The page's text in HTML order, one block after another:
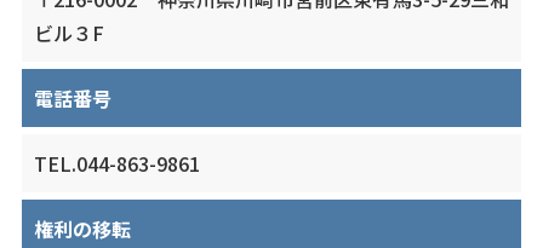
ビル３F
電話番号
TEL.044-863-9861
権利の移転